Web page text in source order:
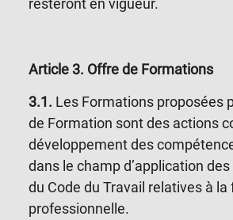
resteront en vigueur.
Article 3. Offre de Formations
3.1. Les Formations proposées
de Formation sont des actions
développement des
dans le champ d’application
du Code du Travail relatives à
professionnelle.